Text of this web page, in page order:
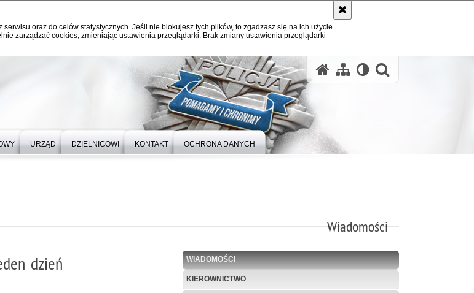
oraz do celów statystycznych. Jeśli nie blokujesz tych plików, to zgadzasz się na ich użycie
zarządzać cookies, zmieniając ustawienia przeglądarki. Brak zmiany ustawienia przeglądarki
URZĄD DZIELNICOWI KONTAKT OCHRONA DANYCH
Wiadomości
dzień WIADOMOŚCI
KIEROWNICTWO